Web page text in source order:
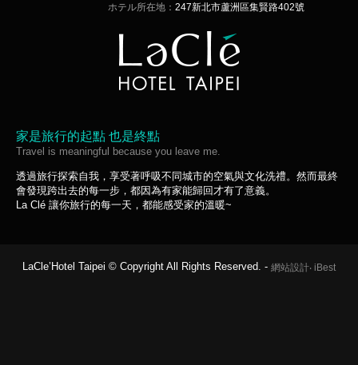
ホテル所在地： 247新北市蘆洲區集賢路402號
家是旅行的起點 也是終點
Travel is meaningful because you leave me.
透過旅行探索自我，享受著呼吸不同城市的空氣與文化洗禮。然而最終
會發現跨出去的每一步，都因為有家能歸回才有了意義。
La Clé 讓你旅行的每一天，都能感受家的溫暖~
LaCle’Hotel Taipei © Copyright All Rights Reserved. - 網站設計‧ iBest